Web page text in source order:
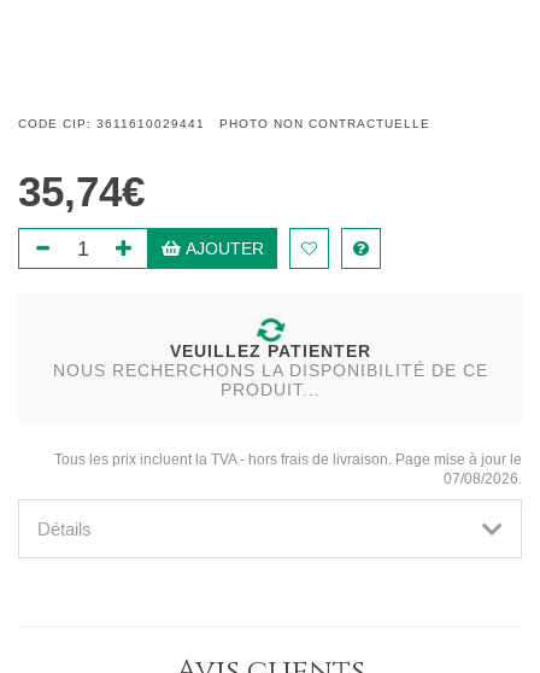
CODE CIP: 3611610029441 PHOTO NON CONTRACTUELLE
35,74€
AJOUTER
VEUILLEZ PATIENTER
NOUS RECHERCHONS LA DISPONIBILITÉ DE CE
PRODUIT...
Tous les prix incluent la TVA - hors frais de livraison. Page mise à jour le
07/08/2026.
Détails